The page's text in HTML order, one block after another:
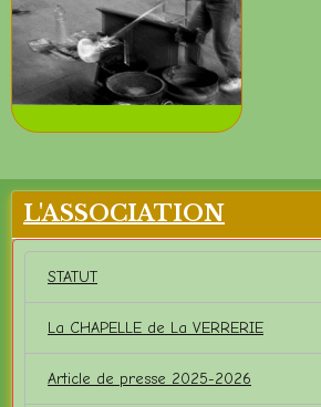
L'ASSOCIATION
STATUT
La CHAPELLE de La VERRERIE
Article de presse 2025-2026